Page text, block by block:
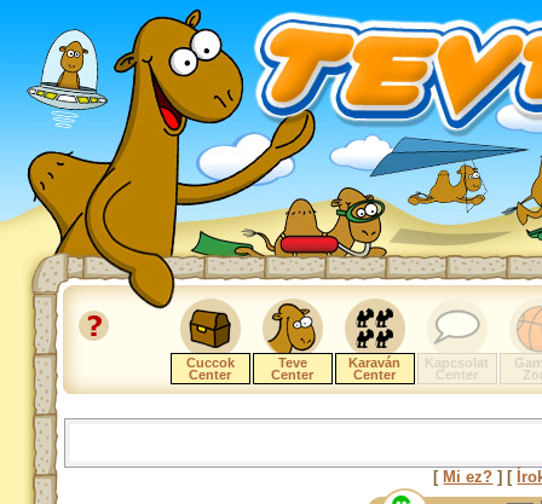
Cuccok
Center
Teve
Center
Karaván
Center
Kapcsolat
Center
[ Mi ez? ] [